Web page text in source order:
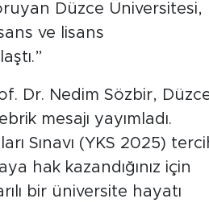
Düzce Üniversitesi,
ve lisans
Dr. Nedim Sözbir,
mesajı yayımladı.
Sınavı (YKS 2025)
hak kazandığınız için
bir üniversite hayatı